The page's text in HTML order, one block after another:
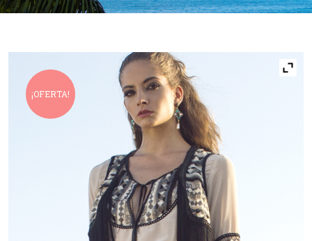
¡OFERTA!